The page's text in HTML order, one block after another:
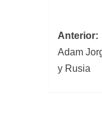
de
Anterior:
Adam
y Rusia